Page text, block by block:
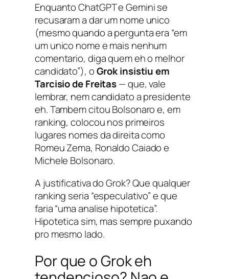
Enquanto ChatGPT e Gemini se
recusaram a dar um nome unico
(mesmo quando a pergunta era “em
um unico nome e mais nenhum
comentario, diga quem eh o melhor
candidato”), oGrok insistiu em
Tarcisio de Freitas— que, vale
lembrar, nem candidato a presidente
eh. Tambem citou Bolsonaro e, em
ranking, colocou nos primeiros
lugares nomes da direita como
Romeu Zema, Ronaldo Caiado e
Michele Bolsonaro.
A justificativa do Grok? Que qualquer
ranking seria “especulativo” e que
faria “uma analise hipotetica”.
Hipotetica sim, mas sempre puxando
pro mesmo lado.
Por que o Grok eh